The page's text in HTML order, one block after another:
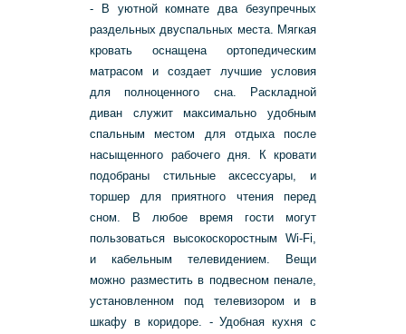
- В уютной комнате два безупречных
раздельных двуспальных места. Мягкая
кровать оснащена ортопедическим
матрасом и создает лучшие условия
для полноценного сна. Раскладной
диван служит максимально удобным
спальным местом для отдыха после
насыщенного рабочего дня. К кровати
подобраны стильные аксессуары, и
торшер для приятного чтения перед
сном. В любое время гости могут
пользоваться высокоскоростным Wi-Fi,
и кабельным телевидением. Вещи
можно разместить в подвесном пенале,
установленном под телевизором и в
шкафу в коридоре. - Удобная кухня с